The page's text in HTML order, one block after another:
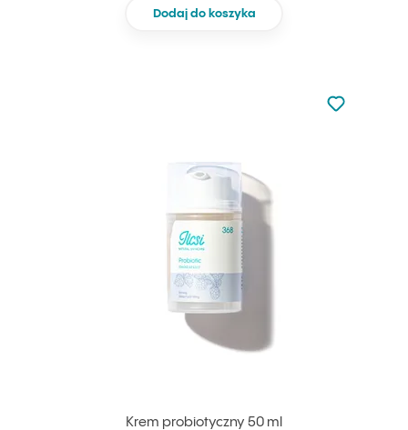
Dodaj do koszyka
Krem probiotyczny 50 ml
Nie dodano
Dodaj do